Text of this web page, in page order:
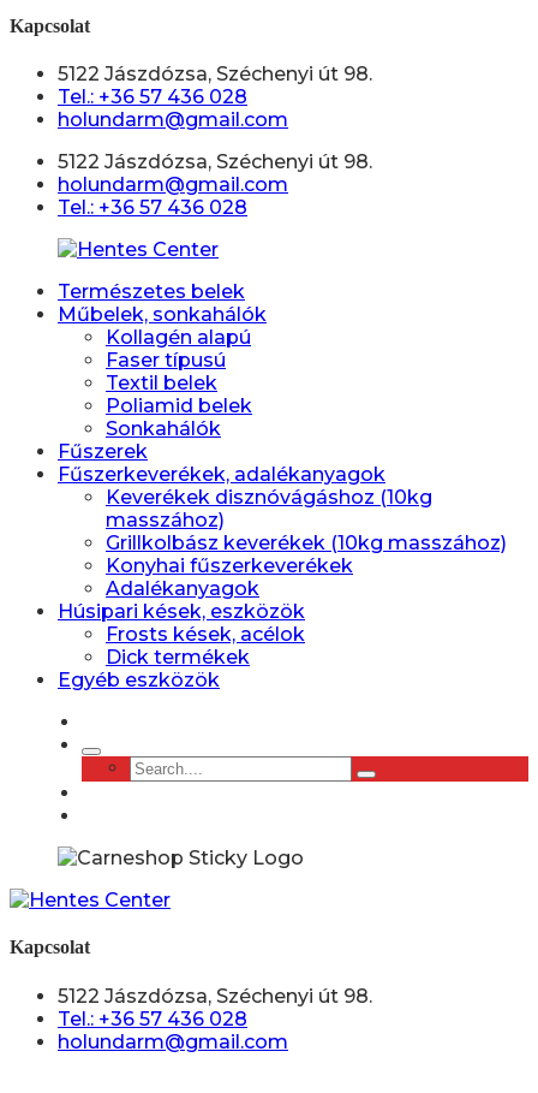
Kapcsolat
5122 Jászdózsa, Széchenyi út 98.
Tel.: +36 57 436 028
holundarm@gmail.com
5122 Jászdózsa, Széchenyi út 98.
holundarm@gmail.com
Tel.: +36 57 436 028
Természetes belek
Műbelek, sonkahálók
Kollagén alapú
Faser típusú
Textil belek
Poliamid belek
Sonkahálók
Fűszerek
Fűszerkeverékek, adalékanyagok
Keverékek disznóvágáshoz (10kg
masszához)
Grillkolbász keverékek (10kg masszához)
Konyhai fűszerkeverékek
Adalékanyagok
Húsipari kések, eszközök
Frosts kések, acélok
Dick termékek
Egyéb eszközök
Kapcsolat
5122 Jászdózsa, Széchenyi út 98.
Tel.: +36 57 436 028
holundarm@gmail.com